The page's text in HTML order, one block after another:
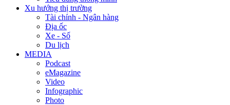
Xu hướng thị trường
Tài chính - Ngân hàng
Địa ốc
Xe - Số
Du lịch
MEDIA
Podcast
eMagazine
Video
Infographic
Photo